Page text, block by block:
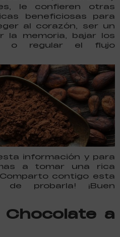
le confieren otras
beneficiosas para
al corazón, ser un
la memoria, bajar los
o regular el flujo
información y para
a tomar una rica
contigo esta
probarla! ¡Buen
Chocolate a